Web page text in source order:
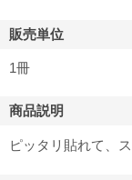
販売単位
1冊
商品説明
ピッタリ貼れて、